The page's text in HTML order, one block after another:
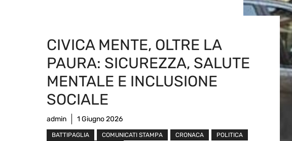
CIVICA MENTE, OLTRE LA
PAURA: SICUREZZA, SALUTE
MENTALE E INCLUSIONE
SOCIALE
admin 1 Giugno 2026
BATTIPAGLIA COMUNICATI STAMPA CRONACA
POLITICA